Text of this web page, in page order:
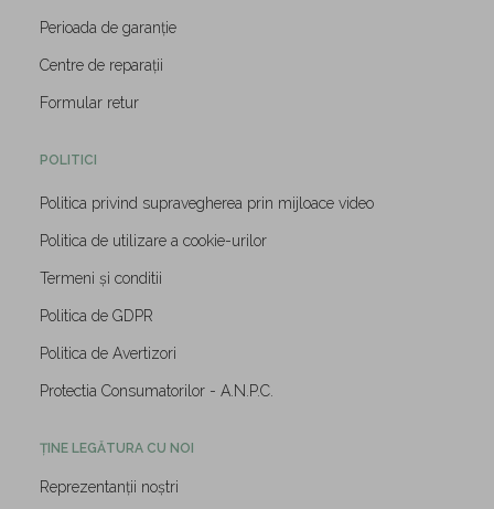
Perioada de garanție
Centre de reparații
Formular retur
POLITICI
Politica privind supravegherea prin mijloace video
Politica de utilizare a cookie-urilor
Termeni și conditii
Politica de GDPR
Politica de Avertizori
Protectia Consumatorilor - A.N.P.C.
ȚINE LEGĂTURA CU NOI
Reprezentanții noștri